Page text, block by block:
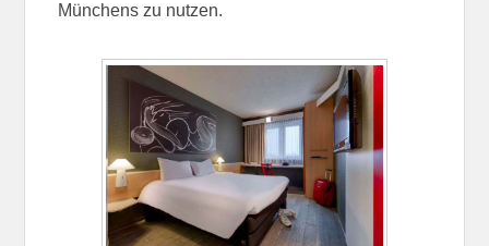
Münchens zu nutzen.